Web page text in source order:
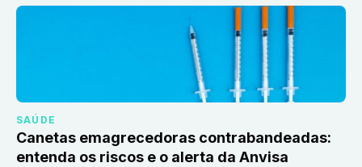
SAÚDE
Canetas emagrecedoras contrabandeadas:
entenda os riscos e o alerta da Anvisa